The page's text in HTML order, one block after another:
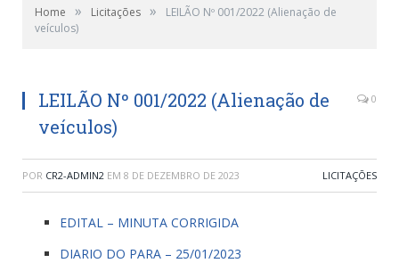
Home » Licitações »
LEILÃO Nº 001/2022 (Alienação de
veículos)
LEILÃO Nº 001/2022 (Alienação de
veículos)
0
POR CR2-ADMIN2 EM 8 DE DEZEMBRO DE 2023 LICITAÇÕES
EDITAL – MINUTA CORRIGIDA
DIARIO DO PARA – 25/01/2023